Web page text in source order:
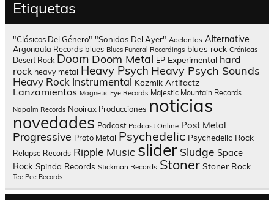
Etiquetas
"Clásicos Del Género" "Sonidos Del Ayer" Adelantos Alternative
Argonauta Records blues Blues Funeral Recordings blues rock Crónicas
Desert Rock Doom Doom Metal EP Experimental hard
rock heavy metal Heavy Psych Heavy Psych Sounds
Heavy Rock Instrumental Kozmik Artifactz
Lanzamientos Magnetic Eye Records Majestic Mountain Records
Napalm Records Nooirax Producciones noticias
novedades Podcast Podcast Online Post Metal
Progressive Proto Metal Psychedelic Psychedelic Rock
Relapse Records Ripple Music slider Sludge Space
Rock Spinda Records Stickman Records Stoner Stoner Rock
Tee Pee Records